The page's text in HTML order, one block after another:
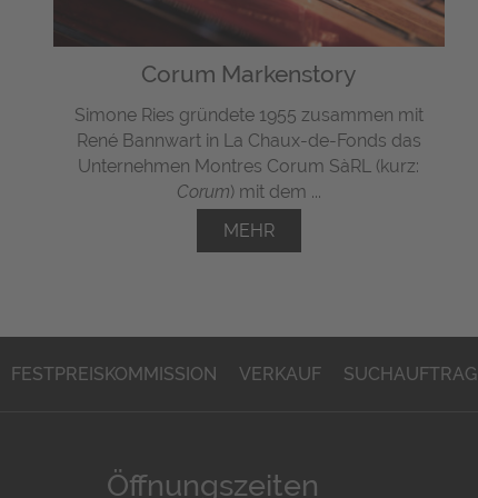
Corum Markenstory
Simone Ries gründete 1955 zusammen mit
René Bannwart in La Chaux-de-Fonds das
Unternehmen Montres Corum SàRL (kurz:
Corum) mit dem ...
MEHR
FESTPREISKOMMISSION VERKAUF SUCHAUFTRAG
Öffnungszeiten